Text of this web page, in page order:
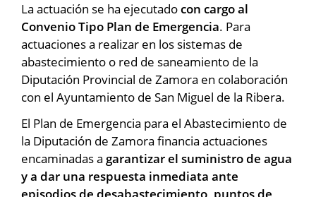
La actuación se ha ejecutadocon cargo al
Convenio Tipo Plan de Emergencia. Para
actuaciones a realizar en los sistemas de
abastecimiento o red de saneamiento de la
Diputación Provincial de Zamora en colaboración
con el Ayuntamiento de San Miguel de la Ribera.
El Plan de Emergencia para el Abastecimiento de
la Diputación de Zamora financia actuaciones
encaminadas a garantizar el suministro de agua
y a dar una respuesta inmediata ante